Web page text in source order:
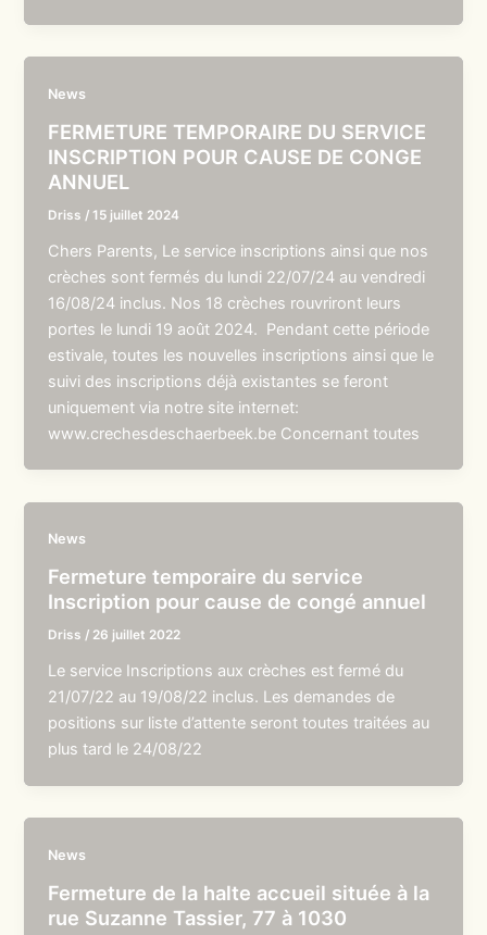
News
FERMETURE TEMPORAIRE DU SERVICE
INSCRIPTION POUR CAUSE DE CONGE
ANNUEL
Driss /15 juillet 2024
Chers Parents, Le service inscriptions ainsi que nos
crèches sont fermés du lundi 22/07/24 au vendredi
16/08/24 inclus. Nos 18 crèches rouvriront leurs
portes le lundi 19 août 2024. Pendant cette période
estivale, toutes les nouvelles inscriptions ainsi que le
suivi des inscriptions déjà existantes se feront
uniquement via notre site internet:
www.crechesdeschaerbeek.be Concernant toutes
News
Fermeture temporaire du service
Inscription pour cause de congé annuel
Driss / 26 juillet 2022
Le service Inscriptions aux crèches est fermé du
21/07/22 au 19/08/22 inclus. Les demandes de
positions sur liste d’attente seront toutes traitées au
plus tard le 24/08/22
News
Fermeture de la halte accueil située à la
rue Suzanne Tassier, 77 à 1030